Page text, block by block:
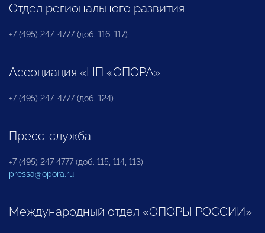
Отдел регионального развития
+7 (495) 247-4777 (доб. 116, 117)
Ассоциация «НП «ОПОРА»
+7 (495) 247-4777 (доб. 124)
Пресс-служба
+7 (495) 247 4777 (доб. 115, 114, 113)
pressa@opora.ru
Международный отдел «ОПОРЫ РОССИИ»